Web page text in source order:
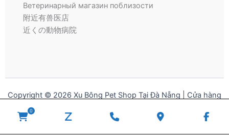
Ветеринарный магазин поблизости
附近有兽医店
近くの動物病院
Copyright © 2026 Xu Bông Pet Shop Tại Đà Nẵng | Cửa hàng
0
WooCommerce